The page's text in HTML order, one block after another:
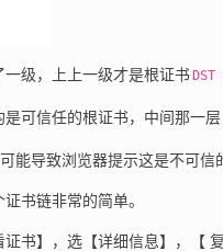
级，上上一级才是根证书
可信任的根证书，中间那一层
能导致浏览器提示这是不可信
书链非常的简单。
书】，选【详细信息】，【